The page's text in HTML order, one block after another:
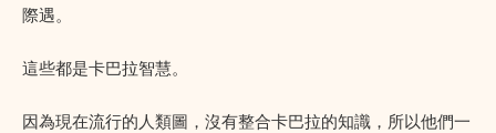
際遇。
這些都是卡巴拉智慧。
因為現在流行的人類圖，沒有整合卡巴拉的知識，所以他們一